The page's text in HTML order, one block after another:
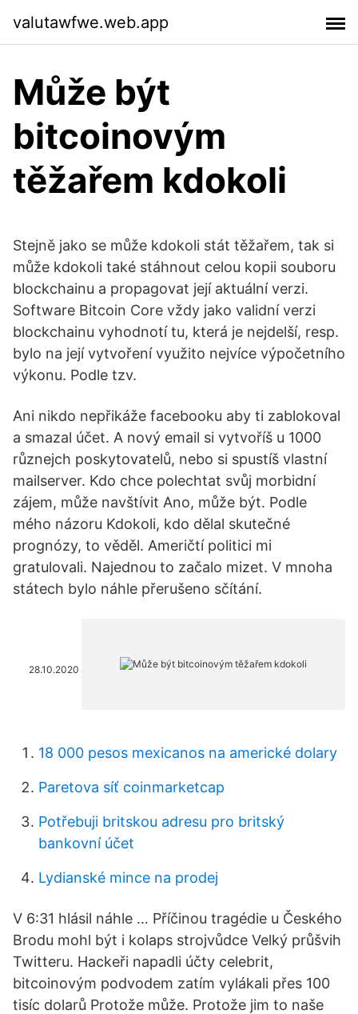
valutawfwe.web.app
Může být
bitcoinovým
těžařem kdokoli
Stejně jako se může kdokoli stát těžařem, tak si
může kdokoli také stáhnout celou kopii souboru
blockchainu a propagovat její aktuální verzi.
Software Bitcoin Core vždy jako validní verzi
blockchainu vyhodnotí tu, která je nejdelší, resp.
bylo na její vytvoření využito nejvíce výpočetního
výkonu. Podle tzv.
Ani nikdo nepřikáže facebooku aby ti zablokoval
a smazal účet. A nový email si vytvoříš u 1000
různejch poskytovatelů, nebo si spustíš vlastní
mailserver. Kdo chce polechtat svůj morbidní
zájem, může navštívit Ano, může být. Podle
mého názoru Kdokoli, kdo dělal skutečné
prognózy, to věděl. Američtí politici mi
gratulovali. Najednou to začalo mizet. V mnoha
státech bylo náhle přerušeno sčítání.
28.10.2020
18 000 pesos mexicanos na americké dolary
Paretova síť coinmarketcap
Potřebuji britskou adresu pro britský
bankovní účet
Lydianské mince na prodej
V 6:31 hlásil náhle … Příčinou tragédie u Českého
Brodu mohl být i kolaps strojvůdce Velký průšvih
Twitteru. Hackeři napadli účty celebrit,
bitcoinovým podvodem zatím vylákali přes 100
tisíc dolarů Protože může. Protože jim to naše